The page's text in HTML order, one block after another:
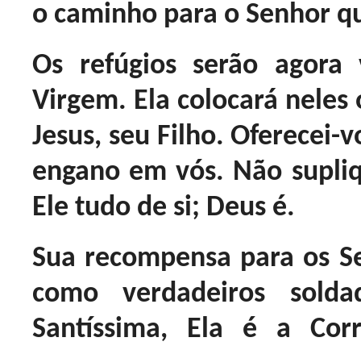
o caminho para o Senhor
Os refúgios serão agora
Virgem. Ela colocará
Jesus, seu Filho. Oferecei-
engano em vós. Não
Ele tudo de si; Deus é.
Sua recompensa para os
como verdadeiros
Santíssima, Ela é a